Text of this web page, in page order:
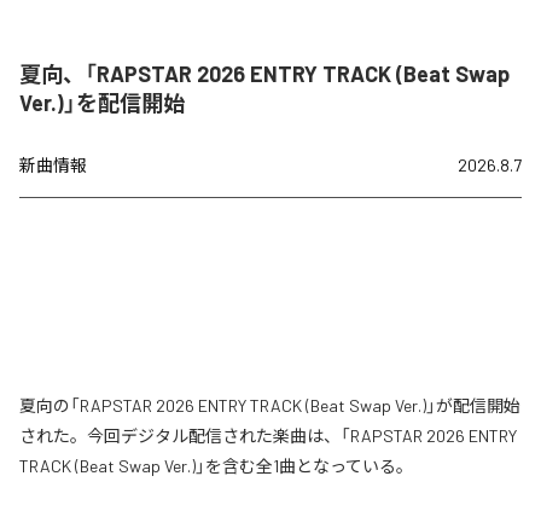
夏向、「RAPSTAR 2026 ENTRY TRACK (Beat Swap
Ver.)」を配信開始
新曲情報 2026.8.7
夏向の「RAPSTAR 2026 ENTRY TRACK (Beat Swap Ver.)」が配信開始
された。今回デジタル配信された楽曲は、「RAPSTAR 2026 ENTRY
TRACK (Beat Swap Ver.)」を含む全1曲となっている。